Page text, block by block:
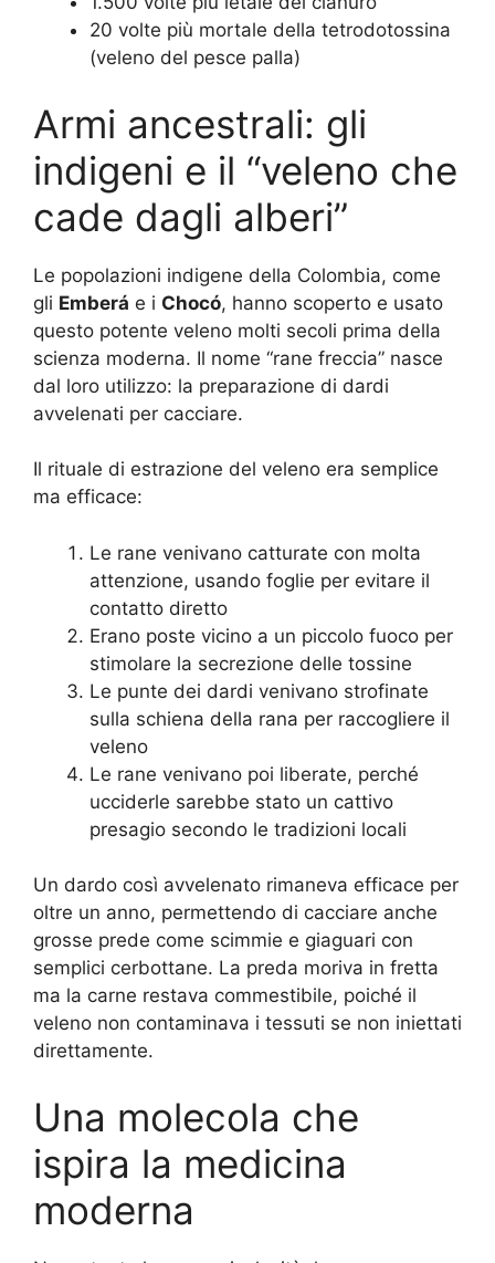
20 volte più mortale della tetrodotossina
(veleno del pesce palla)
Armi ancestrali: gli
indigeni e il “veleno che
cade dagli alberi”
Le popolazioni indigene della Colombia, come
gli Emberá e i Chocó, hanno scoperto e usato
questo potente veleno molti secoli prima della
scienza moderna. Il nome “rane freccia” nasce
dal loro utilizzo: la preparazione di dardi
avvelenati per cacciare.
Il rituale di estrazione del veleno era semplice
ma efficace:
Le rane venivano catturate con molta
attenzione, usando foglie per evitare il
contatto diretto
Erano poste vicino a un piccolo fuoco per
stimolare la secrezione delle tossine
Le punte dei dardi venivano strofinate
sulla schiena della rana per raccogliere il
veleno
Le rane venivano poi liberate, perché
ucciderle sarebbe stato un cattivo
presagio secondo le tradizioni locali
Un dardo così avvelenato rimaneva efficace per
oltre un anno, permettendo di cacciare anche
grosse prede come scimmie e giaguari con
semplici cerbottane. La preda moriva in fretta
ma la carne restava commestibile, poiché il
veleno non contaminava i tessuti se non iniettati
direttamente.
Una molecola che
ispira la medicina
moderna